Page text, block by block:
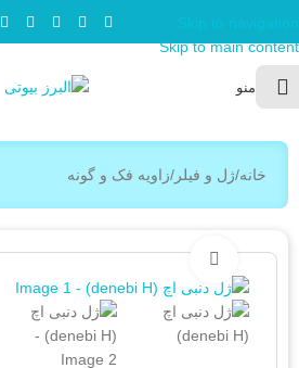
Skip to main content
منو
خانه/ژل و فیلر /زاویه فک و گونه